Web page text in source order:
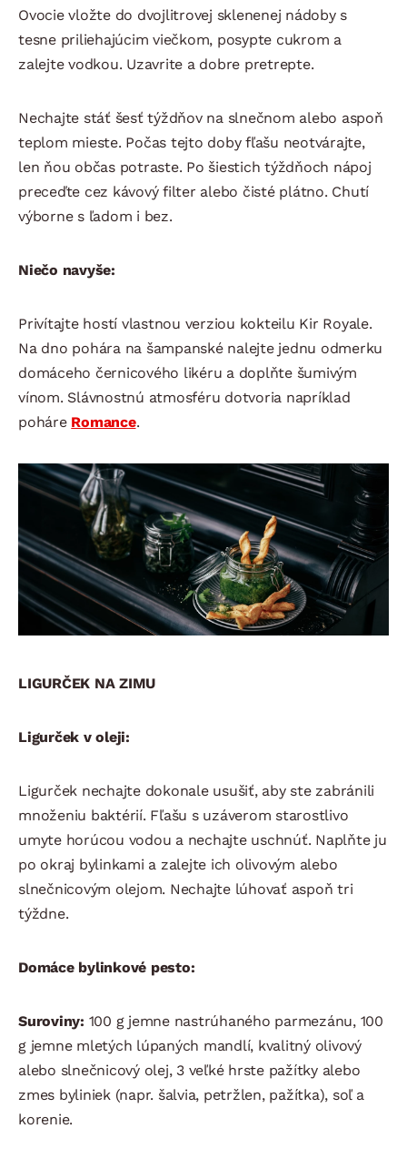
Ovocie vložte do dvojlitrovej sklenenej nádoby s
tesne priliehajúcim viečkom, posypte cukrom a
zalejte vodkou. Uzavrite a dobre pretrepte.
Nechajte stáť šesť týždňov na slnečnom alebo aspoň
teplom mieste. Počas tejto doby fľašu neotvárajte,
len ňou občas potraste. Po šiestich týždňoch nápoj
preceďte cez kávový filter alebo čisté plátno. Chutí
výborne s ľadom i bez.
Niečo navyše:
Privítajte hostí vlastnou verziou kokteilu Kir Royale.
Na dno pohára na šampanské nalejte jednu odmerku
domáceho černicového likéru a doplňte šumivým
vínom. Slávnostnú atmosféru dotvoria napríklad
poháre Romance.
LIGURČEK NA ZIMU
Ligurček v oleji:
Ligurček nechajte dokonale usušiť, aby ste zabránili
množeniu baktérií. Fľašu s uzáverom starostlivo
umyte horúcou vodou a nechajte uschnúť. Naplňte ju
po okraj bylinkami a zalejte ich olivovým alebo
slnečnicovým olejom. Nechajte lúhovať aspoň tri
týždne.
Domáce bylinkové pesto:
Suroviny: 100 g jemne nastrúhaného parmezánu, 100
g jemne mletých lúpaných mandlí, kvalitný olivový
alebo slnečnicový olej, 3 veľké hrste pažítky alebo
zmes byliniek (napr. šalvia, petržlen, pažítka), soľ a
korenie.